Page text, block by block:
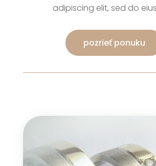
adipiscing elit, sed do
pozrieť ponuku